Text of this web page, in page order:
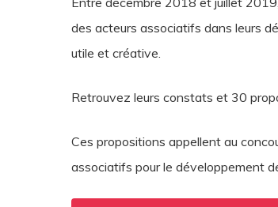
des acteurs associatifs dans leurs
utile et créative.
Retrouvez leurs constats et 30
Ces propositions appellent au
associatifs pour le développement